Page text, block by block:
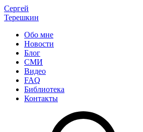
Сергей
Терешкин
Обо мне
Новости
Блог
СМИ
Видео
FAQ
Библиотека
Контакты